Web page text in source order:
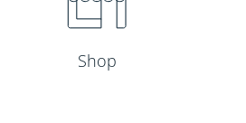
Shop